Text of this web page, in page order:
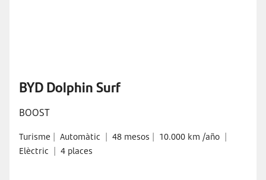
BYD Dolphin Surf
BOOST
Turisme | Automàtic | 48 mesos | 10.000 km /año |
Elèctric | 4 places